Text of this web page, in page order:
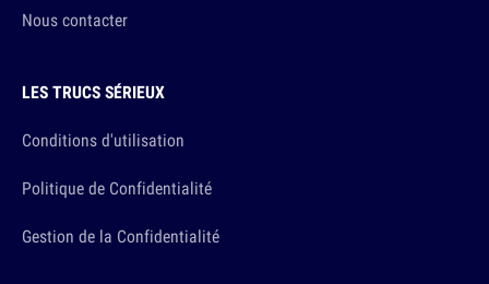
Nous contacter
LES TRUCS SÉRIEUX
Conditions d'utilisation
Politique de Confidentialité
Gestion de la Confidentialité